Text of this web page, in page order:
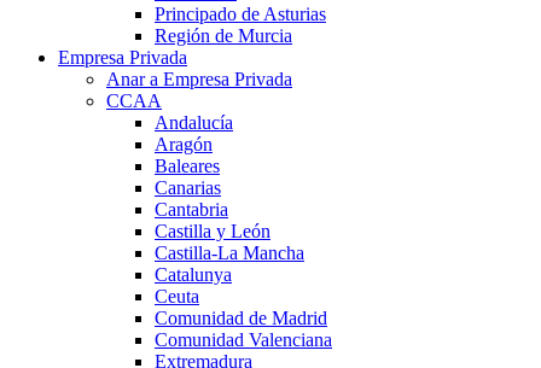
Principado de Asturias
Región de Murcia
Empresa Privada
Anar a Empresa Privada
CCAA
Andalucía
Aragón
Baleares
Canarias
Cantabria
Castilla y León
Castilla-La Mancha
Catalunya
Ceuta
Comunidad de Madrid
Comunidad Valenciana
Extremadura